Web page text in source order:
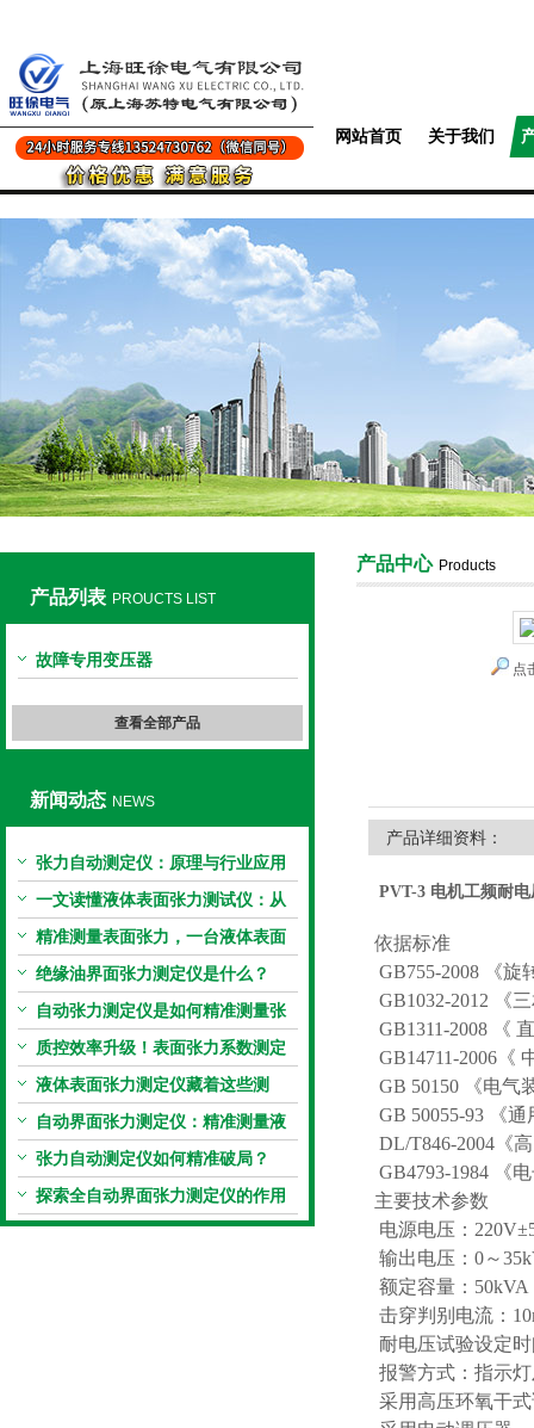
网站首页 关于我们
产品列表 PROUCTS LIST
故障专用变压器
查看全部产品
新闻动态 NEWS
张力自动测定仪：原理与行业应用
解析
一文读懂液体表面张力测试仪：从
原理到应用全掌握
精准测量表面张力，一台液体表面
张力系数测量仪就够了
绝缘油界面张力测定仪是什么？
自动张力测定仪是如何精准测量张
力的？
质控效率升级！表面张力系数测定
仪真香警告
液体表面张力测定仪藏着这些测
定“小窍门”
自动界面张力测定仪：精准测量液
体界面张力的关键设备
张力自动测定仪如何精准破局？
探索全自动界面张力测定仪的作用
产品中心 Products
点
产品详细资料：
PVT-3 电机工频耐
依据标准
GB755-2008 《旋
GB1032-2012 《
GB1311-2008 《
GB14711-2006《
GB 50150 《电气
GB 50055-93 《
DL/T846-2004《
GB4793-1984 《
主要技术参数
电源电压：
输出电压：0～
额定容量：50kVA
击穿判别电流：
耐电压试验设定时
报警方式：指示
采用高压环氧干